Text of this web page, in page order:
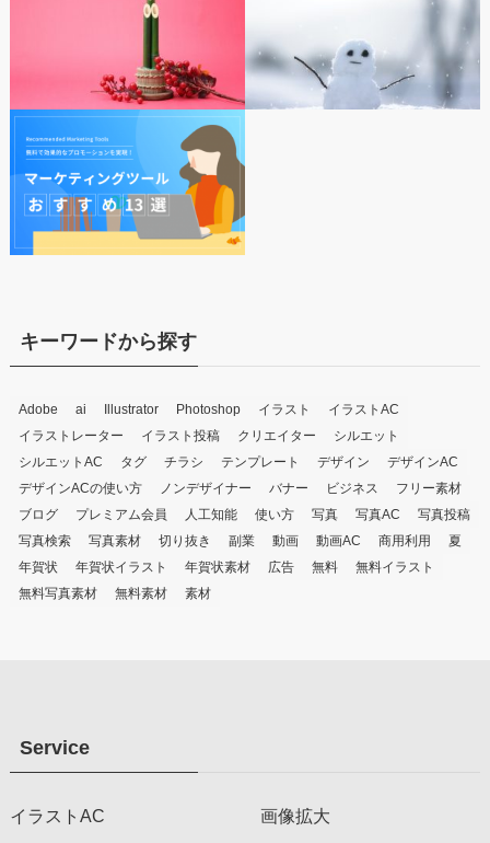
キーワードから探す
Adobe ai Illustrator Photoshop イラスト
イラストAC
イラストレーター
イラスト投稿 クリエイター
シルエット
シルエットAC
タグ チラシ テンプレート デザイン
デザインAC
デザインACの使い方
ノンデザイナー バナー ビジネス
フリー素材
ブログ
プレミアム会員 人工知能 使い方 写真 写真AC
写真投稿
写真検索
写真素材 切り抜き 副業 動画 動画AC 商用利用
夏
年賀状
年賀状イラスト 年賀状素材 広告 無料
無料イラスト
無料写真素材
無料素材 素材
Service
イラストAC
画像拡大